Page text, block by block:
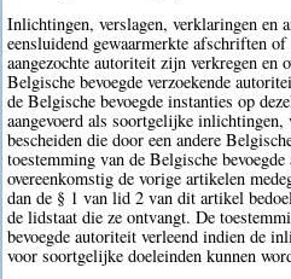
Inlichtingen, verslagen, verklaringen en
eensluidend gewaarmerkte afschriften
aangezochte autoriteit zijn verkregen en
Belgische bevoegde verzoekende
de Belgische bevoegde instanties op
aangevoerd als soortgelijke inlichtingen,
bescheiden die door een andere
toestemming van de Belgische
overeenkomstig de vorige artikelen
dan de § 1 van lid 2 van dit artikel
de lidstaat die ze ontvangt. De
bevoegde autoriteit verleend indien de
voor soortgelijke doeleinden kunnen